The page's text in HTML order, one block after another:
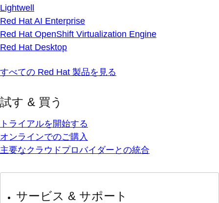
Lightwell
Red Hat AI Enterprise
Red Hat OpenShift Virtualization Engine
Red Hat Desktop
すべての Red Hat 製品を見る
試す & 買う
トライアルを開始する
オンラインでのご購入
主要なクラウドプロバイダーとの統合
サービス & サポート